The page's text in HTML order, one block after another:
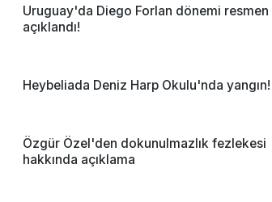
Uruguay'da Diego Forlan dönemi resmen
açıklandı!
Heybeliada Deniz Harp Okulu'nda yangın!
Özgür Özel'den dokunulmazlık fezlekesi
hakkında açıklama